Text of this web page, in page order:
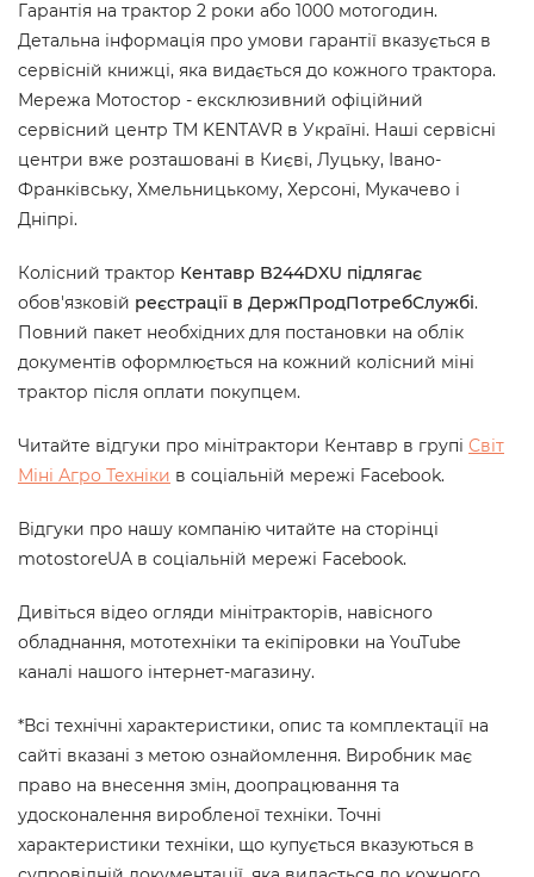
Гарантія на трактор 2 роки або 1000 мотогодин.
Детальна інформація про умови гарантії вказується в
сервісній книжці, яка видається до кожного трактора.
Мережа Мотостор - ексклюзивний офіційний
сервісний центр ТМ KENTAVR в Україні. Наші сервісні
центри вже розташовані в Києві, Луцьку, Івано-
Франківську, Хмельницькому, Херсоні, Мукачево і
Дніпрі.
Колісний трактор Кентавр B244DXU підлягає
обов'язковій реєстрації в ДержПродПотребСлужбі.
Повний пакет необхідних для постановки на облік
документів оформлюється на кожний колісний міні
трактор після оплати покупцем.
Читайте відгуки про мінітрактори Кентавр в групі Світ
Міні Агро Техніки в соціальній мережі Facebook.
Відгуки про нашу компанію читайте на сторінці
motostoreUA в соціальній мережі Facebook.
Дивіться відео огляди мінітракторів, навісного
обладнання, мототехніки та екіпіровки на YouTube
каналі нашого інтернет-магазину.
*Всі технічні характеристики, опис та комплектації на
сайті вказані з метою ознайомлення. Виробник має
право на внесення змін, доопрацювання та
удосконалення виробленої техніки. Точні
характеристики техніки, що купується вказуються в